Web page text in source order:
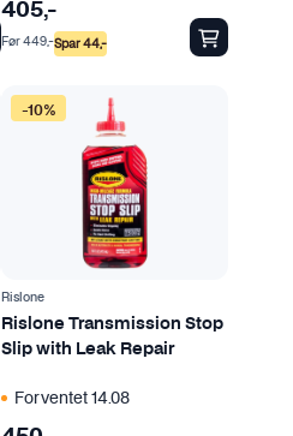
405,-
Spar44,-
Før449,-
-10%
Rislone
Rislone Transmission Stop
Slip with Leak Repair
Forventet 14.08